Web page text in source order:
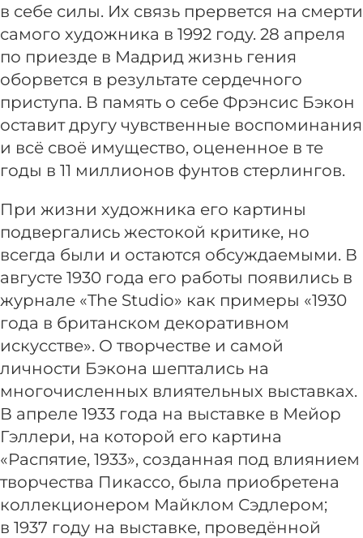
в себе силы. Их связь прервется на смерти
самого художника в 1992 году. 28 апреля
по приезде в Мадрид жизнь гения
оборвется в результате сердечного
приступа. В память о себе Фрэнсис Бэкон
оставит другу чувственные воспоминания
и всё своё имущество, оцененное в те
годы в 11 миллионов фунтов стерлингов.
При жизни художника его картины
подвергались жестокой критике, но
всегда были и остаются обсуждаемыми. В
августе 1930 года его работы появились в
журнале «The Studio» как примеры «1930
года в британском декоративном
искусстве». О творчестве и самой
личности Бэкона шептались на
многочисленных влиятельных выставках.
В апреле 1933 года на выставке в Мейор
Гэллери, на которой его картина
«Распятие, 1933», созданная под влиянием
творчества Пикассо, была приобретена
коллекционером Майклом Сэдлером;
в 1937 году на выставке, проведённой